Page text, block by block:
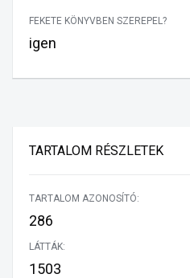
FEKETE KÖNYVBEN SZEREPEL?
igen
TARTALOM RÉSZLETEK
TARTALOM AZONOSÍTÓ:
286
LÁTTÁK:
1503